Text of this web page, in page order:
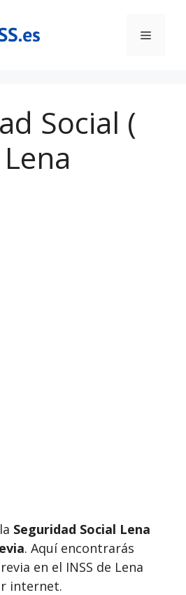
Menú
Social (
Seguridad Social Lena
. Aquí encontrarás
en el INSS de Lena
internet.